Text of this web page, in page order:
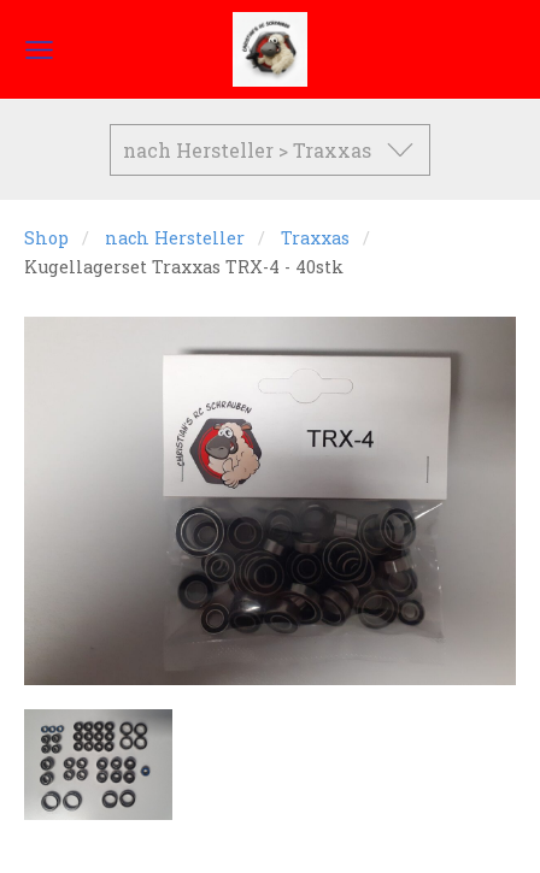
nach Hersteller > Traxxas
Shop nach Hersteller
Traxxas
Kugellagerset Traxxas TRX-4 - 40stk